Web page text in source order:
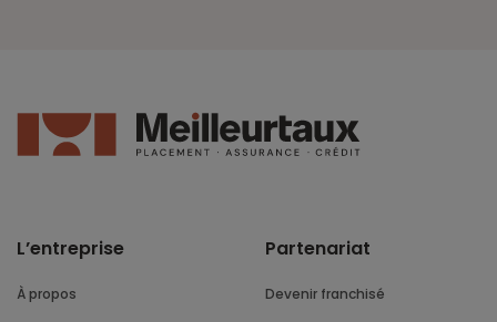
L’entreprise
À propos
Partenariat
Devenir franchisé